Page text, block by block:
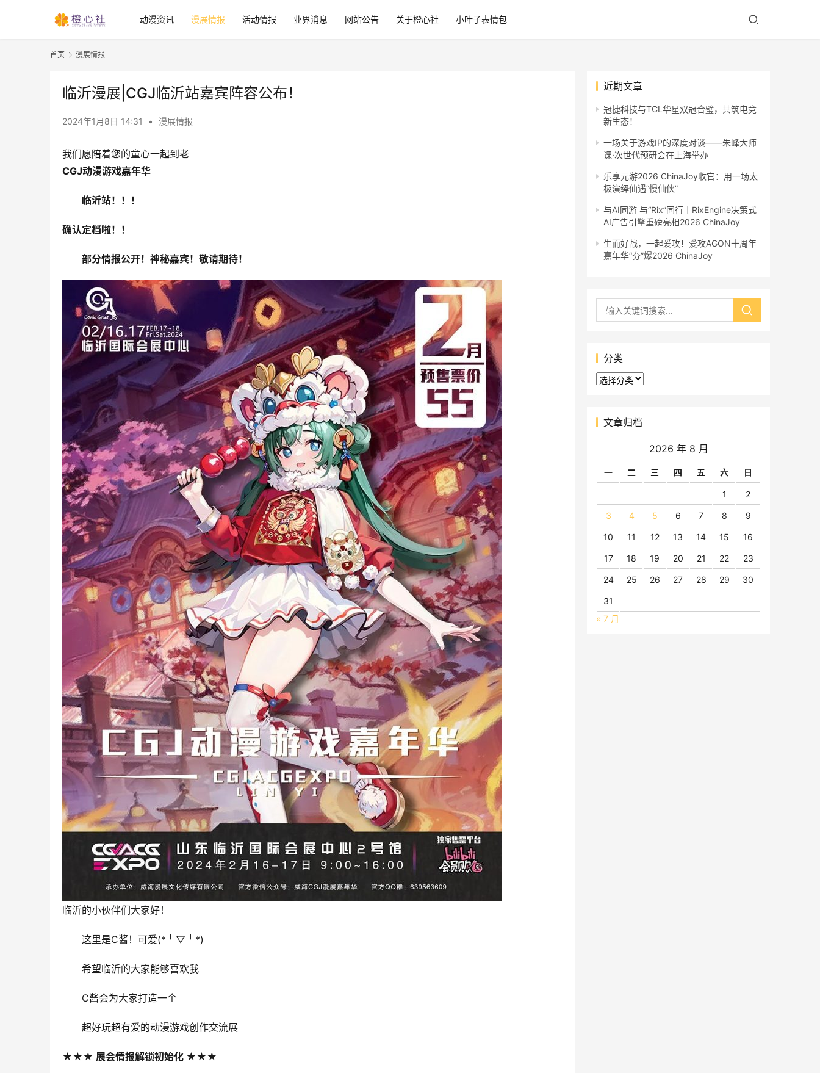
动漫资讯 漫展情报 活动情报 业界消息 网站公告 关于橙心社 小叶子表情包
首页 漫展情报
临沂漫展|CGJ临沂站嘉宾阵容公布！
2024年1月8日 14:31 • 漫展情报
我们愿陪着您的童心一起到老
CGJ动漫游戏嘉年华
临沂站！！！
确认定档啦！！
部分情报公开！神秘嘉宾！敬请期待！
临沂的小伙伴们大家好！
这里是C酱！可爱(*╹▽╹*)
希望临沂的大家能够喜欢我
C酱会为大家打造一个
超好玩超有爱的动漫游戏创作交流展
★★★ 展会情报解锁初始化 ★★★
近期文章
冠捷科技与TCL华星双冠合璧，共筑电竞
新生态！
一场关于游戏IP的深度对谈——朱峰大师
课·次世代预研会在上海举办
乐享元游2026 ChinaJoy收官：用一场太
极演绎仙遇“慢仙侠”
与AI同游 与“Rix”同行｜RixEngine决策式
AI广告引擎重磅亮相2026 ChinaJoy
生而好战，一起爱攻！爱攻AGON十周年
嘉年华“夯”爆2026 ChinaJoy
分类
分
文章归档
2026 年 8 月
一 二 三 四 五 六 日
1 2
3 4 5 6 7 8 9
10 11 12 13 14 15 16
17 18 19 20 21 22 23
24 25 26 27 28 29 30
31
« 7 月